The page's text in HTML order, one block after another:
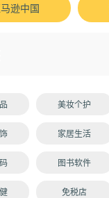
逊中国
美妆个护
家居生活
图书软件
免税店